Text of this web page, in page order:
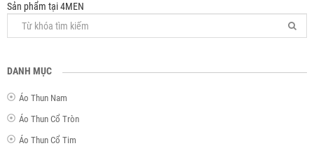
Sản phẩm tại 4MEN
DANH MỤC
Áo Thun Nam
Áo Thun Cổ Tròn
Áo Thun Cổ Tim